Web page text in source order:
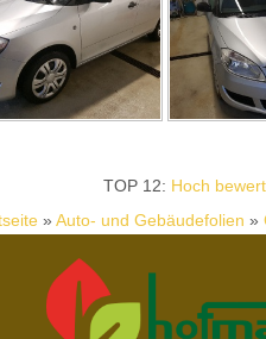
TOP 12: Hoch
» Auto- und Gebäudefolien »